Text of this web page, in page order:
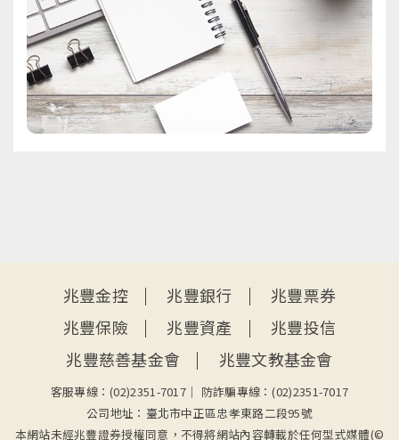
兆豐金控 兆豐銀行
兆豐票券
兆豐保險
兆豐資產
兆豐投信
兆豐慈善基金會
兆豐文教基金會
客服專線：(02)2351-7017
防詐騙專線：(02)2351-7017
公司地址：臺北市中正區忠孝東路二段95號
本網站未經兆豐證券授權同意，不得將網站內容轉載於任何型式媒體(©